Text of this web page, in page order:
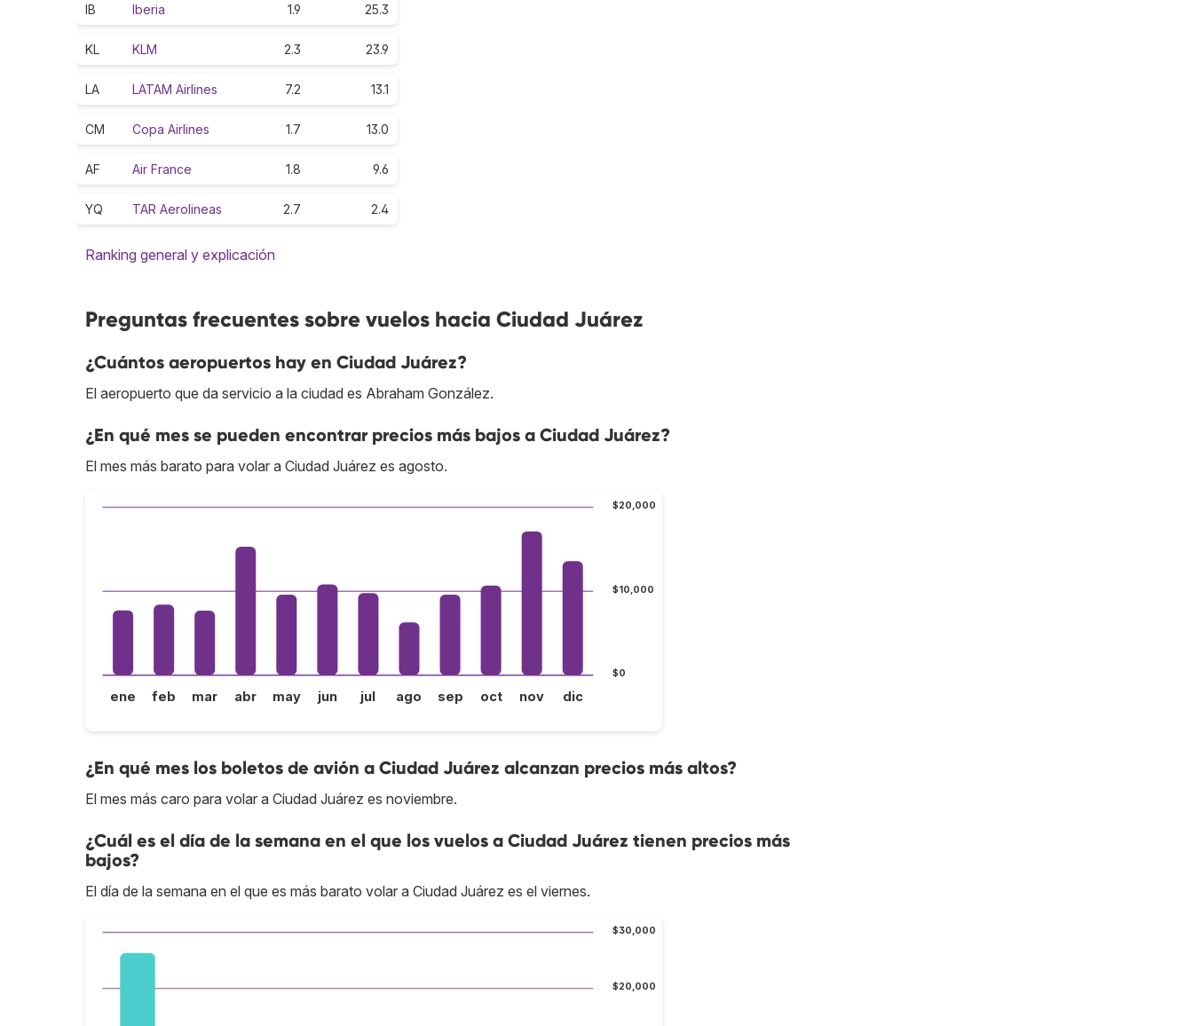
IB Iberia 1.9 25.3
KL KLM 2.3 23.9
LA LATAM Airlines 7.2 13.1
CM Copa Airlines 1.7 13.0
AF Air France 1.8 9.6
YQ TAR Aerolineas 2.7 2.4
Ranking general y explicación
Preguntas frecuentes sobre vuelos hacia Ciudad Juárez
¿Cuántos aeropuertos hay en Ciudad Juárez?
El aeropuerto que da servicio a la ciudad es Abraham González.
¿En qué mes se pueden encontrar precios más bajos a Ciudad Juárez?
El mes más barato para volar a Ciudad Juárez es agosto.
$0
$10,000
$20,000
ene feb mar abr may jun jul ago sep oct nov dic
¿En qué mes los boletos de avión a Ciudad Juárez alcanzan precios más altos?
El mes más caro para volar a Ciudad Juárez es noviembre.
¿Cuál es el día de la semana en el que los vuelos a Ciudad Juárez tienen precios más
bajos?
El día de la semana en el que es más barato volar a Ciudad Juárez es el viernes.
$20,000
$30,000